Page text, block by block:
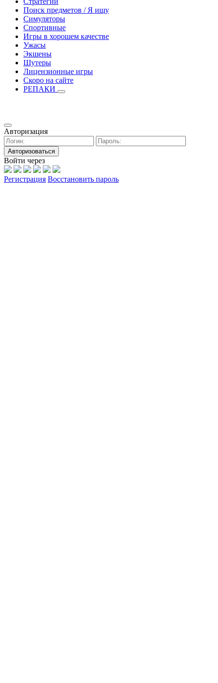
Поиск предметов / Я ищу
Симуляторы
Спортивные
Игры в хорошем качестве
Ужасы
Экшены
Шутеры
Лицензионные игры
Скоро на сайте
РЕПАКИ
Авторизация
Авторизоваться
Войти через
Регистрация Восстановить пароль